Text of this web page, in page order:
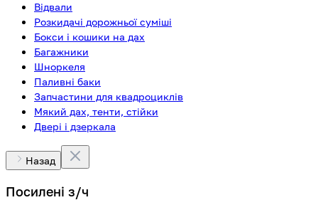
Відвали
Розкидачі дорожньої суміші
Бокси і кошики на дах
Багажники
Шноркеля
Паливні баки
Запчастини для квадроциклів
Мякий дах, тенти, стійки
Двері і дзеркала
Назад
Посилені з/ч